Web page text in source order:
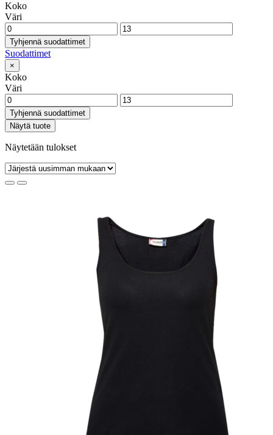
Koko
Väri
Tyhjennä suodattimet
Suodattimet
×
Koko
Väri
Tyhjennä suodattimet
Näytä tuote
Näytetään tulokset